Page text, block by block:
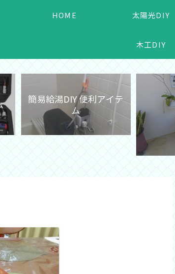
HOME 太陽光DIY
木工DIY
簡易給湯DIY 便利アイテ
ム